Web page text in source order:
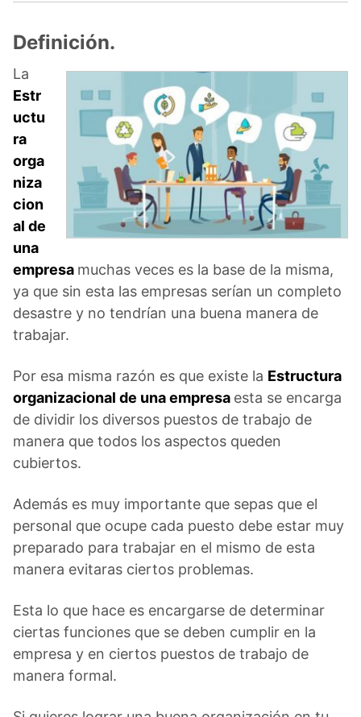
Definición.
La
Estr
uctu
ra
orga
niza
cion
al de
una
empresa muchas veces es la base de la misma,
ya que sin esta las empresas serían un completo
desastre y no tendrían una buena manera de
trabajar.
Por esa misma razón es que existe la Estructura
organizacional de una empresa esta se encarga
de dividir los diversos puestos de trabajo de
manera que todos los aspectos queden
cubiertos.
Además es muy importante que sepas que el
personal que ocupe cada puesto debe estar muy
preparado para trabajar en el mismo de esta
manera evitaras ciertos problemas.
Esta lo que hace es encargarse de determinar
ciertas funciones que se deben cumplir en la
empresa y en ciertos puestos de trabajo de
manera formal.